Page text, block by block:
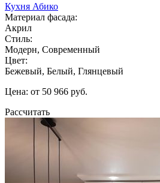
Кухня Абико
Материал фасада:
Акрил
Стиль:
Модерн, Современный
Цвет:
Бежевый, Белый, Глянцевый
Цена: от 50 966 руб.
Рассчитать